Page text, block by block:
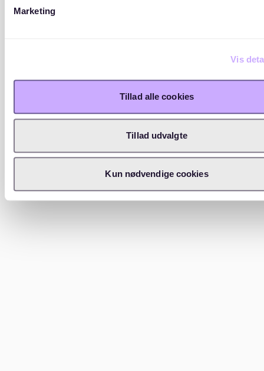
Marketing
Vis
Tillad alle cookies
Tillad udvalgte
Kun nødvendige cookies